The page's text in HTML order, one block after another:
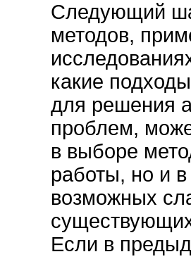
Следующий
методов,
какие
для решения
проблем,
в выборе
работы, но и
возможных
Если в